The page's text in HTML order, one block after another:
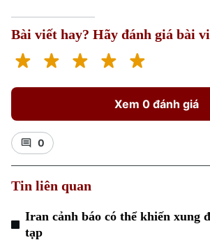
Bài viết hay? Hãy đánh giá bài
Xem 0 đánh giá
0
Tin liên quan
Iran cảnh báo có thể khiến xung
tạp